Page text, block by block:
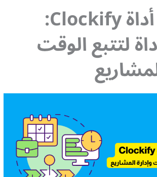
مراجعة أداة Clockify:
لتتبع الوقت